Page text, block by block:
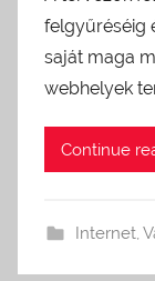
felgyűréséig
saját maga
webhelyek
Continue
Internet,